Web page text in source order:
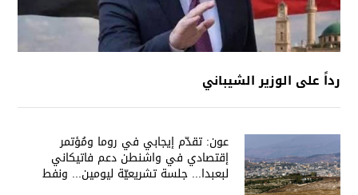
رداً على الوزير الشيباني
عون: تقدّم إيجابي في روما ومُؤتمر
إقتصادي في واشنطن دعم فاتيكاني
لبعبدا... جلسة تشريعيّة ليومين... ونفط